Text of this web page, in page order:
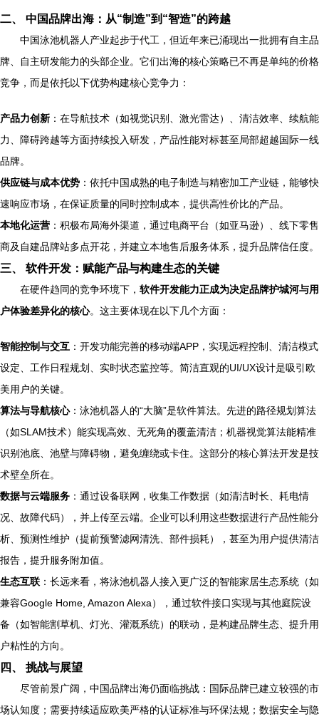
二、 中国品牌出海：从“制造”到“智造”的跨越
中国泳池机器人产业起步于代工，但近年来已涌现出一批拥有自主品
牌、自主研发能力的头部企业。它们出海的核心策略已不再是单纯的价格
竞争，而是依托以下优势构建核心竞争力：
产品力创新 ：在导航技术（如视觉识别、激光雷达）、清洁效率、续航能
力、障碍跨越等方面持续投入研发，产品性能对标甚至局部超越国际一线
品牌。
供应链与成本优势 ：依托中国成熟的电子制造与精密加工产业链，能够快
速响应市场，在保证质量的同时控制成本，提供高性价比的产品。
本地化运营 ：积极布局海外渠道，通过电商平台（如亚马逊）、线下零售
商及自建品牌站多点开花，并建立本地售后服务体系，提升品牌信任度。
三、 软件开发：赋能产品与构建生态的关键
在硬件趋同的竞争环境下， 软件开发能力正成为决定品牌护城河与用
户体验差异化的核心。这主要体现在以下几个方面：
智能控制与交互 ：开发功能完善的移动端APP，实现远程控制、清洁模式
设定、工作日程规划、实时状态监控等。简洁直观的UI/UX设计是吸引欧
美用户的关键。
算法与导航核心：泳池机器人的“大脑”是软件算法。先进的路径规划算法
（如SLAM技术）能实现高效、无死角的覆盖清洁；机器视觉算法能精准
识别池底、池壁与障碍物，避免缠绕或卡住。这部分的核心算法开发是技
术壁垒所在。
数据与云端服务 ：通过设备联网，收集工作数据（如清洁时长、耗电情
况、故障代码），并上传至云端。企业可以利用这些数据进行产品性能分
析、预测性维护（提前预警滤网清洗、部件损耗），甚至为用户提供清洁
报告，提升服务附加值。
生态互联 ：长远来看，将泳池机器人接入更广泛的智能家居生态系统（如
兼容Google Home, Amazon Alexa），通过软件接口实现与其他庭院设
备（如智能割草机、灯光、灌溉系统）的联动，是构建品牌生态、提升用
户粘性的方向。
四、 挑战与展望
尽管前景广阔，中国品牌出海仍面临挑战：国际品牌已建立较强的市
场认知度；需要持续适应欧美严格的认证标准与环保法规；数据安全与隐